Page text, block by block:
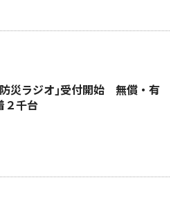
災ラジオ｣受付開始 無償・有
２千台